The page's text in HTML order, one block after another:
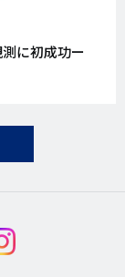
に初成功ー